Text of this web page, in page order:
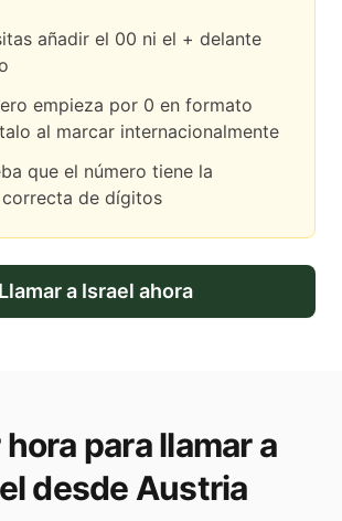
añadir el 00 ni el + delante
empieza por 0 en formato
al marcar internacionalmente
que el número tiene la
de dígitos
Llamar a Israel ahora
para llamar a
desde Austria